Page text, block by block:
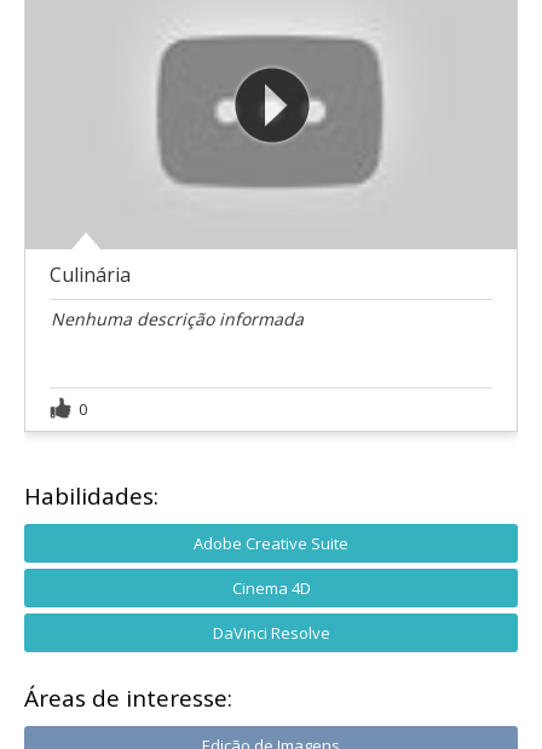
Culinária
Nenhuma descrição informada
0
Habilidades:
Adobe Creative Suite
Cinema 4D
DaVinci Resolve
Áreas de interesse: